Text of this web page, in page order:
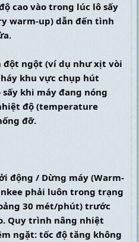
cao vào trong lúc lô sấy
warm-up) dẫn đến tình
đột ngột (ví dụ như xịt vòi
khu vực chụp hút
khi máy đang nóng
độ (temperature
đỡ.
động / Dừng máy (Warm-
phải luôn trong trạng
30 mét/phút) trước
Quy trình nâng nhiệt
ngặt: tốc độ tăng không